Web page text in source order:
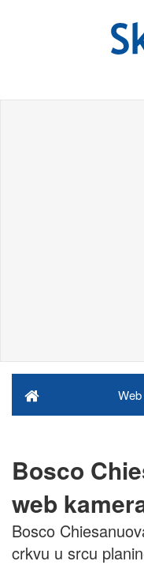
Bosco
web
Bosco
crkvu u srcu